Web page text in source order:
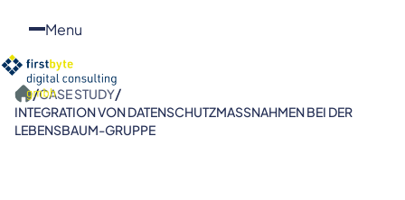
Menu
/CASE STUDY/
INTEGRATION VON DATENSCHUTZMASSNAHMEN BEI DER L
EBENSBAUM-GRUPPE